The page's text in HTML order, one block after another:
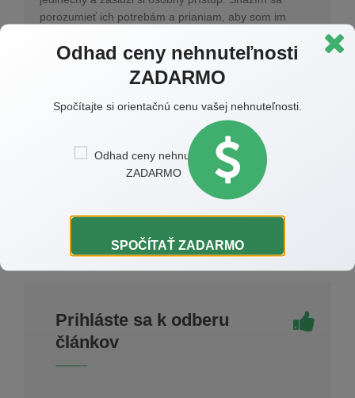
porozumieť ich potrebám a prianiam, aby som im
Moja práca ma napĺňa a motivuje, a preto sa neustále
vzdelávam a sledujem trendy na trhu. Verím, že
prístupu je kľúčom k úspechu. Teším sa na každú novú
výzvu a príležitosť pomôcť ľuďom nájsť ich ideálne
miesto na zemi.
Prihláste sa k odberu
článkov
Odhad ceny nehnuteľnosti
ZADARMO
Spočítajte si orientačnú cenu vašej nehnuteľnosti.
SPOČÍTAŤ ZADARMO